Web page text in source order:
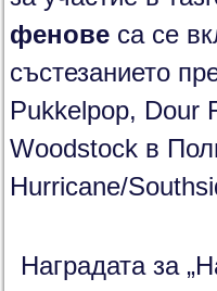
фенове са се
състезанието
Pukkelpop, Dour
Woodstock в
Hurricane/
Наградата за